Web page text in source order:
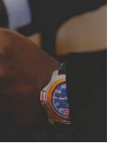
involved in the